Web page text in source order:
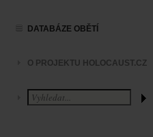
DATABÁZE OBĚTÍ
O PROJEKTU HOLOCAUST.CZ